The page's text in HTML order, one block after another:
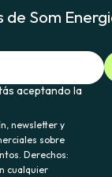
Som
aceptando la
newsletter y
sobre
Derechos:
cualquier